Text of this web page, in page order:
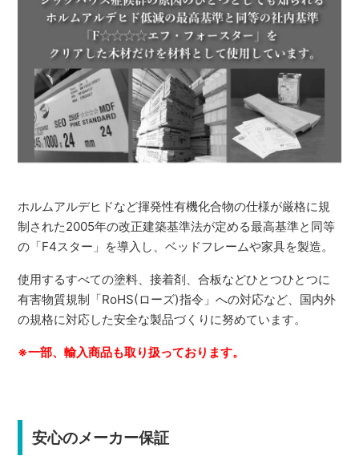
ホルムアルデヒドなど揮発性有機化合物の仕様が厳格に規
制された2005年の改正建築基準法が定める最高基準と同等
の「F4スター」を導入し、ベッドフレームや家具を製造。
使用するすべての塗料、接着剤、合板などひとつひとつに
有害物質規制「RoHS(ローズ)指令」への対応など、国内外
の規格に対応した安全な製品づくりに努めています。
※一部、輸入商品も取り扱っております。
安心のメーカー保証